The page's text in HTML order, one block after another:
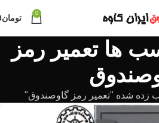
0 تومان
ها تعمیر رمز
شده "تعمیر رمز گاوصندوق"